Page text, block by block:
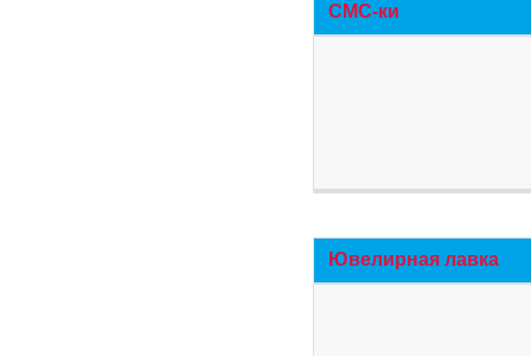
СМС-ки
Ювелирная лавка